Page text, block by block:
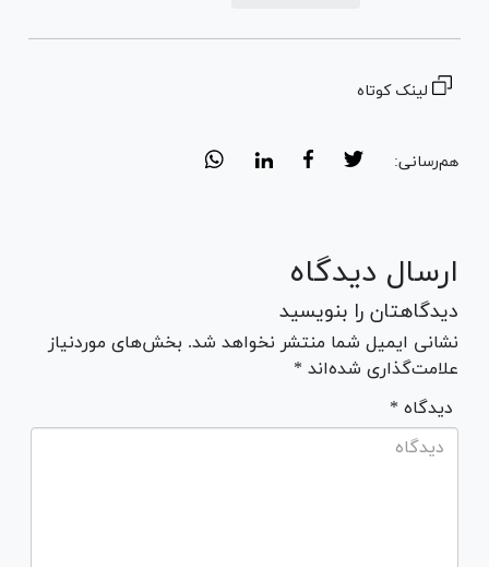
لینک کوتاه
هم‌رسانی:
ارسال دیدگاه
دیدگاهتان را بنویسید
نشانی ایمیل شما منتشر نخواهد شد. بخش‌های موردنیاز
علامت‌گذاری شده‌اند *
* دیدگاه